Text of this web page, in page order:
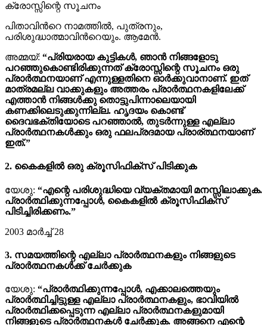
ക്രോസ്സിന്റെ സൂചനം
പിതാവിന്‍റെ നാമത്തിൽ, പുത്രനും,
പരിശുദ്ധാത്മാവിൻറെയും. ആമേൻ.
അമ്മയ്: “പ്രിയരായ കുട്ടികൾ, ഞാൻ നിങ്ങളോടു
പറഞ്ഞുകൊണ്ടിരിക്കുന്നത് ക്രോസ്സിന്റെ സൂചനം ഒരു
പ്രാർത്ഥനയാണ് എന്നുള്ളതിനെ ഓർക്കുവാനാണ്. ഇത്
മാത്രമല്ല വാക്കുകളും അത്തരം പ്രാർത്ഥനകളിലേക്ക്
എത്താൻ നിങ്ങൾക്കു തൊട്ടുപിന്നാലെയായി
കണക്കിലെടുക്കുന്നില്ല. ഹൃദയം കൊണ്ട്
ദൈവഭക്തിയോടെ പറഞ്ഞാൽ, തുടർന്നുള്ള എല്ലാ
പ്രാർത്ഥനകൾക്കും ഒരു ഫലപ്രദമായ പ്രാര്ത്ഥനയാണ്
ഇത്.”
2. കൈകളിൽ ഒരു ക്രൂസിഫിക്സ് പിടിക്കുക
യേശു: “എന്റെ പരിശുദ്ധിയെ വ്യക്തമായി മനസ്സിലാക്കുക.
പ്രാർത്ഥിക്കുന്നപ്പോൾ, കൈകളിൽ ക്രൂസിഫിക്സ്
പിടിച്ചിരിക്കണം.”
2003 മാർച്ച് 28
3. സമയത്തിന്റെ എല്ലാ പ്രാർത്ഥനകളും നിങ്ങളുടെ
പ്രാർത്ഥനകൾക്ക് ചേർക്കുക
യേശു: “പ്രാർത്ഥിക്കുന്നപ്പോൾ, എക്കാലത്തെയും
പ്രാർത്ഥിച്ചിട്ടുള്ള എല്ലാ പ്രാർത്ഥനകളും, ഭാവിയിൽ
പ്രാർത്ഥിക്കപ്പെടുന്ന എല്ലാ പ്രാർത്ഥനകളുമായി
നിങ്ങളുടെ പ്രാർത്ഥനകൾ ചേർക്കുക. അങ്ങനെ എന്റെ